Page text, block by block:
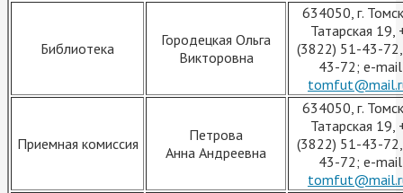
Библиотека
Городецкая Ольга
Викторовна
634050, г.
Татарская 19,
(3822) 51-43-
43-72; e-
Приемная комиссия
Петрова
Анна Андреевна
634050, г.
Татарская 19,
(3822) 51-43-
43-72; e-